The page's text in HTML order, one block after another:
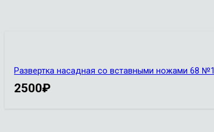
Развертка насадная со вставными ножами 68 №1
2500₽